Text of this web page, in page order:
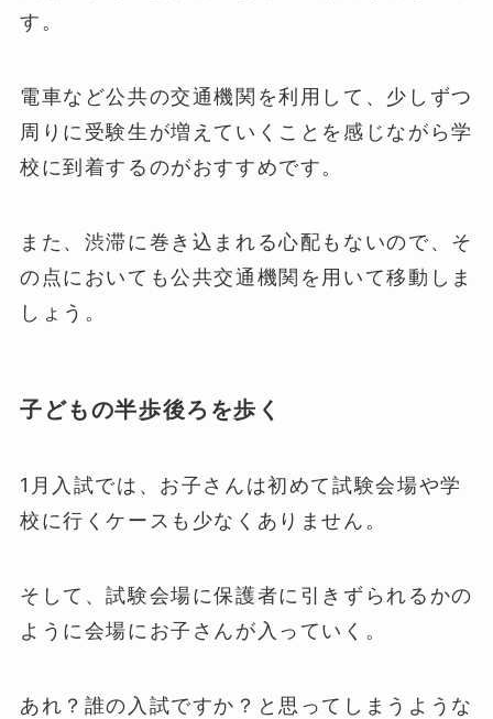
す。
電車など公共の交通機関を利用して、少しずつ
周りに受験生が増えていくことを感じながら学
校に到着するのがおすすめです。
また、渋滞に巻き込まれる心配もないので、そ
の点においても公共交通機関を用いて移動しま
しょう。
子どもの半歩後ろを歩く
1月入試では、お子さんは初めて試験会場や学
校に行くケースも少なくありません。
そして、試験会場に保護者に引きずられるかの
ように会場にお子さんが入っていく。
あれ？誰の入試ですか？と思ってしまうような